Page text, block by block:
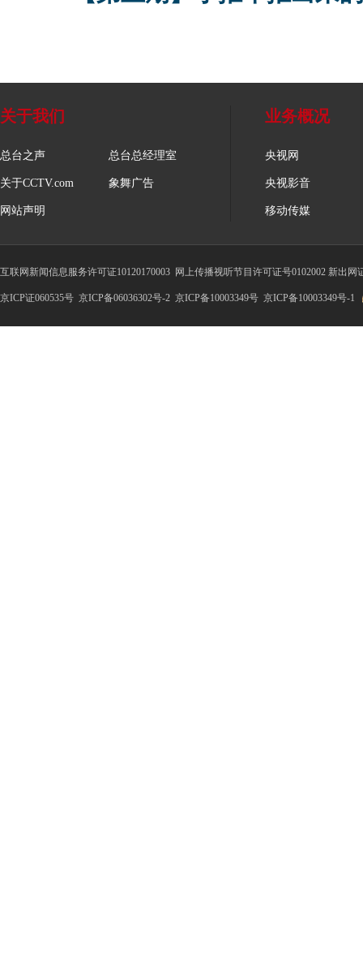
关于我们
总台之声 总台总经理室
关于CCTV.com 象舞广告
网站声明
业务概况
央视网
央视影音
移动传媒
互联网新闻信息服务许可证10120170003 网上传播视听节目许可证号0102002 新出
京ICP证060535号 京ICP备06036302号-2 京ICP备10003349号 京ICP备10003349号-1